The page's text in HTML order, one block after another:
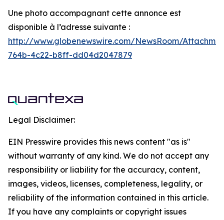
Une photo accompagnant cette annonce est
disponible à l’adresse suivante :
http://www.globenewswire.com/NewsRoom/
764b-4c22-b8ff-dd04d2047879
Legal Disclaimer:
EIN Presswire provides this news content "as is"
without warranty of any kind. We do not accept any
responsibility or liability for the accuracy, content,
images, videos, licenses, completeness, legality, or
reliability of the information contained in this article.
If you have any complaints or copyright issues